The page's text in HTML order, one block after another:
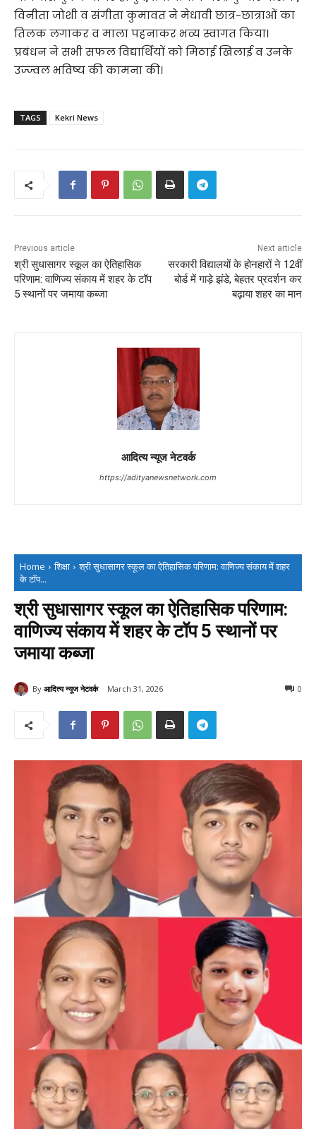
विनीता जोशी व संगीता कुमावत ने मेधावी छात्र-छात्राओं का
तिलक लगाकर व माला पहनाकर भव्य स्वागत किया।
प्रबंधन ने सभी सफल विद्यार्थियों को मिठाई खिलाई व उनके
उज्ज्वल भविष्य की कामना की।
TAGS Kekri News
Previous article
श्री सुधासागर स्कूल का ऐतिहासिक
परिणाम: वाणिज्य संकाय में शहर के टॉप
5 स्थानों पर जमाया कब्जा
Next article
सरकारी विद्यालयों के होनहारों ने 12वीं
बोर्ड में गाड़े झंडे, बेहतर प्रदर्शन कर
बढ़ाया शहर का मान
आदित्य न्यूज नेटवर्क
https://adityanewsnetwork.com